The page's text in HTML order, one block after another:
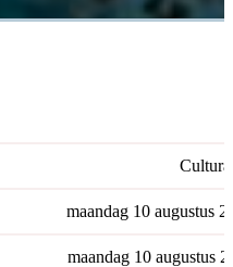
maandag 10 augustus
maandag 10 augustus